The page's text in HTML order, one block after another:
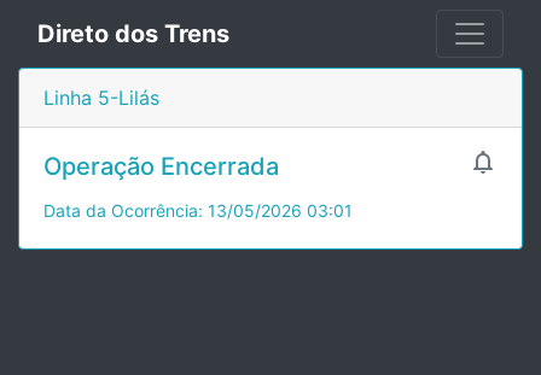
Direto dos Trens
Linha 5-Lilás

Operação Encerrada
Data da Ocorrência: 13/05/2026 03:01